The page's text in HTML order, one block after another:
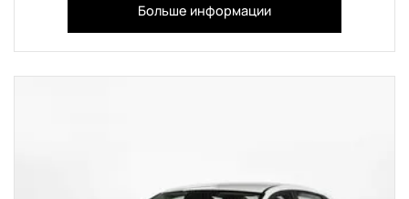
Больше информации